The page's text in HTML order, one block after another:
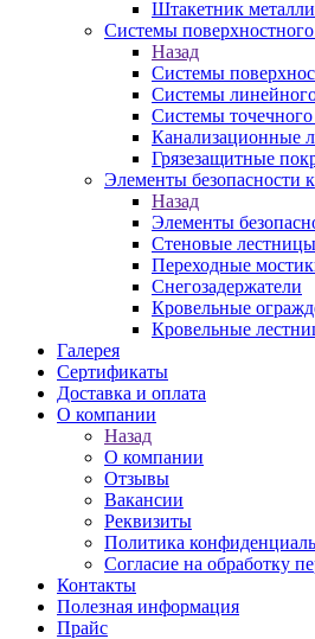
Штакетник
Системы поверхностного
Назад
Системы
Системы
Системы точечного
Канализационные
Грязезащитные
Элементы безопасности
Назад
Элементы
Стеновые лестницы
Переходные
Снегозадержатели
Кровельные
Кровельные
Галерея
Сертификаты
Доставка и оплата
О компании
Назад
О компании
Отзывы
Вакансии
Реквизиты
Политика
Согласие на обработку
Контакты
Полезная информация
Прайс